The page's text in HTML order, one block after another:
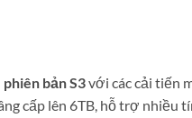
bản S3với các cải tiến
cấp lên 6TB, hỗ trợ